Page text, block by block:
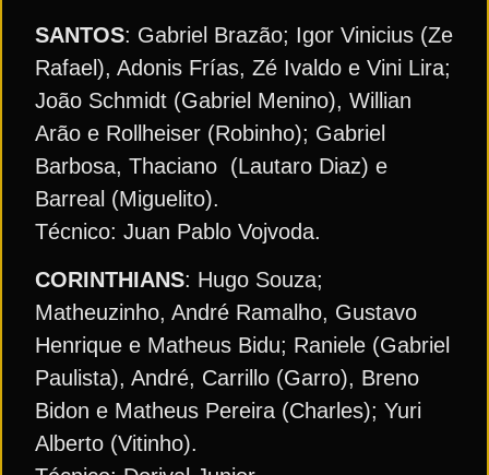
SANTOS: Gabriel Brazão; Igor Vinicius (Ze
Rafael), Adonis Frías, Zé Ivaldo e Vini Lira;
João Schmidt (Gabriel Menino), Willian
Arão e Rollheiser (Robinho); Gabriel
Barbosa, Thaciano (Lautaro Diaz) e
Barreal (Miguelito).
Técnico: Juan Pablo Vojvoda.
CORINTHIANS: Hugo Souza;
Matheuzinho, André Ramalho, Gustavo
Henrique e Matheus Bidu; Raniele (Gabriel
Paulista), André, Carrillo (Garro), Breno
Bidon e Matheus Pereira (Charles); Yuri
Alberto (Vitinho).